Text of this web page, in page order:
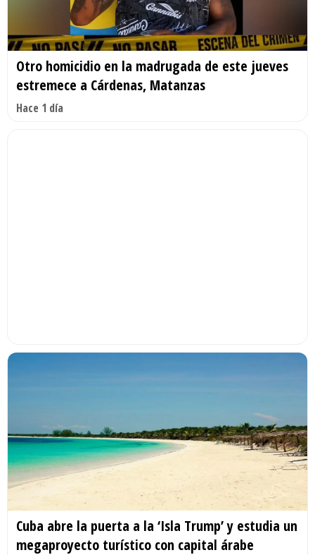
Otro homicidio en la madrugada de este jueves
estremece a Cárdenas, Matanzas
Hace 1 día
Cuba abre la puerta a la ‘Isla Trump’ y estudia un
megaproyecto turístico con capital árabe